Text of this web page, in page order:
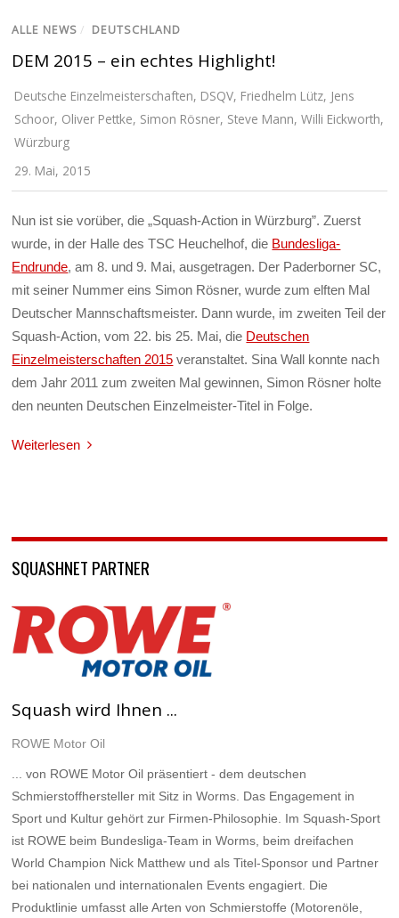
ALLE NEWS / DEUTSCHLAND
DEM 2015 – ein echtes Highlight!
Deutsche Einzelmeisterschaften, DSQV, Friedhelm Lütz, Jens
Schoor, Oliver Pettke, Simon Rösner, Steve Mann,Willi Eickworth,
Würzburg
29. Mai, 2015
Nun ist sie vorüber, die „Squash-Action in Würzburg”. Zuerst
wurde, in der Halle des TSC Heuchelhof, die Bundesliga-
Endrunde, am 8. und 9. Mai, ausgetragen. Der Paderborner SC,
mit seiner Nummer eins Simon Rösner, wurde zum elften Mal
Deutscher Mannschaftsmeister. Dann wurde, im zweiten Teil der
Squash-Action, vom 22. bis 25. Mai, die Deutschen
Einzelmeisterschaften 2015 veranstaltet. Sina Wall konnte nach
dem Jahr 2011 zum zweiten Mal gewinnen, Simon Rösner holte
den neunten Deutschen Einzelmeister-Titel in Folge.
Weiterlesen
SQUASHNET PARTNER
Squash wird Ihnen ...
ROWE Motor Oil
... von ROWE Motor Oil präsentiert - dem deutschen
Schmierstoffhersteller mit Sitz in Worms. Das Engagement in
Sport und Kultur gehört zur Firmen-Philosophie. Im Squash-Sport
ist ROWE beim Bundesliga-Team in Worms, beim dreifachen
World Champion Nick Matthew und als Titel-Sponsor und Partner
bei nationalen und internationalen Events engagiert. Die
Produktlinie umfasst alle Arten von Schmierstoffe (Motorenöle,